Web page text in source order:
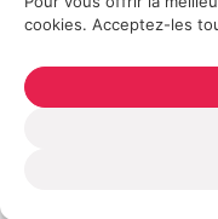
cookies. Acceptez-les